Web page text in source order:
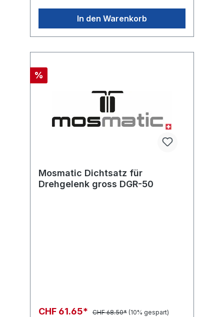
In den Warenkorb
%
Mosmatic Dichtsatz für
Drehgelenk gross DGR-50
CHF 61.65* CHF 68.50* (10% gespart)